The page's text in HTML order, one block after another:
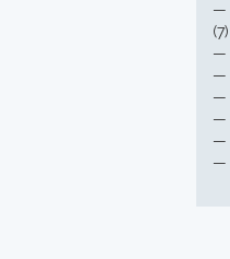
—
(7)
—
—
—
—
—
—